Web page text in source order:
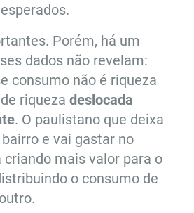
Porém, há um
dados não revelam:
consumo não é riqueza
riqueza deslocada
. O paulistano que deixa
e vai gastar no
mais valor para o
o consumo de